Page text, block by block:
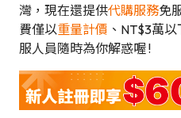
灣，現在還提供代購服務免
費僅以重量計價 、NT$3萬
服人員隨時為你解惑喔 !